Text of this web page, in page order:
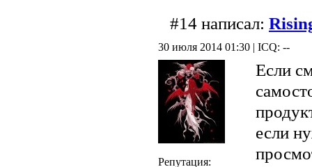
#14 написал:
30 июля 2014 01:30 | ICQ: --
Репутация:
Если
если